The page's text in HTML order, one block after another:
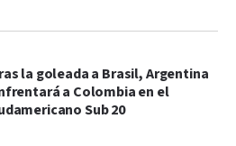
la goleada a Brasil, Argentina
a Colombia en el
Sub 20